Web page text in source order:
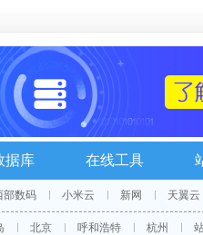
据库 在线工具
部数码 小米云 新网 天翼云
北京 呼和浩特 杭州